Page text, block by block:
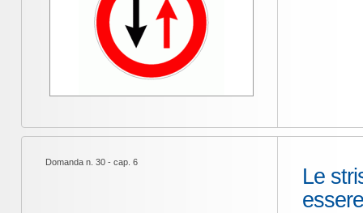
Domanda n. 30 - cap. 6
Le